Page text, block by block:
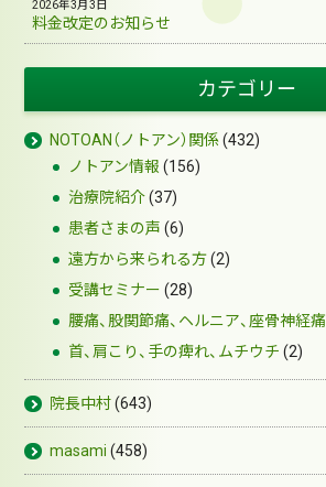
料金改定のお知らせ
2026年3月3日
カテゴリー
NOTOAN（ノトアン）関係(432)
ノトアン情報 (156)
治療院紹介(37)
患者さまの声 (6)
遠方から来られる方(2)
受講セミナー (28)
腰痛、股関節痛、ヘルニア、座骨神経痛
首、肩こり、手の痺れ、ムチウチ (2)
院長中村(643)
masami (458)